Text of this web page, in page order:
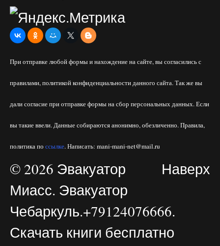
При отправке любой формы и нахождение на сайте, вы согласились с
правилами, политикой конфиденциальности данного сайта. Так же вы
дали согласие при отправке формы на сбор персональных данных. Если
вы такие ввели. Данные собираются анонимно, обезличенно. Правила,
политика по ссылке. Написать: mani-mani-net@mail.ru
Наверх
© 2026 Эвакуатор
Миасс. Эвакуатор
Чебаркуль.+79124076666.
Скачать книги бесплатно